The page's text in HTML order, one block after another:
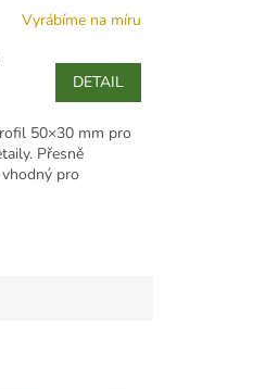
Vyrábíme na míru
DETAIL
50×30 mm pro
Přesně
pro